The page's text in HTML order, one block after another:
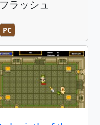
フラッシュ
PC